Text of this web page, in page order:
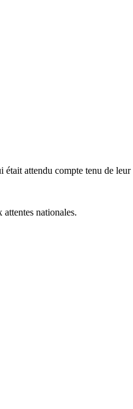
était attendu compte tenu de
attentes nationales.